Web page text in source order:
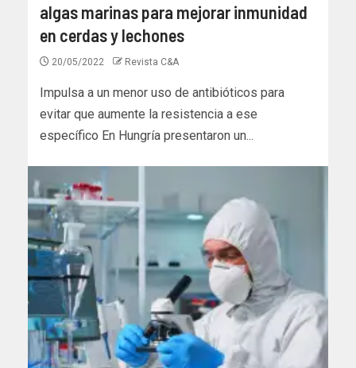
algas marinas para mejorar inmunidad
en cerdas y lechones
20/05/2022 Revista C&A
Impulsa a un menor uso de antibióticos para
evitar que aumente la resistencia a ese
específico En Hungría presentaron un...